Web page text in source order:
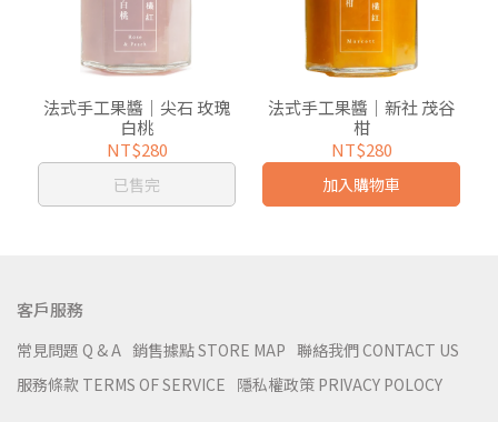
法式手工果醬｜尖石 玫瑰
白桃
NT$280
已售完
法式手工果醬｜新社 茂谷
柑
NT$280
加入購物車
客戶服務
常見問題 Q & A 銷售據點 STORE MAP 聯絡我們 CONTACT US
服務條款 TERMS OF SERVICE 隱私權政策 PRIVACY POLOCY